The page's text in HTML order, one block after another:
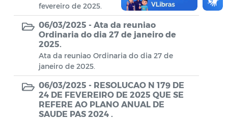
Extrato de Inexigibilidade
Instruções Normativas
Intimação
JARI - Junta Recursos de Infração de
Trânsito
Licenças Específicas
fevereiro de 2025.
06/03/2025 - Ata da reuniao
Ordinaria do dia 27 de janeiro de
2025.
Ata da reuniao Ordinaria do dia 27 de
janeiro de 2025.
06/03/2025 - RESOLUCAO N 179 DE
24 DE FEVEREIRO DE 2025 QUE SE
REFERE AO PLANO ANUAL DE
SAUDE PAS 2024 .